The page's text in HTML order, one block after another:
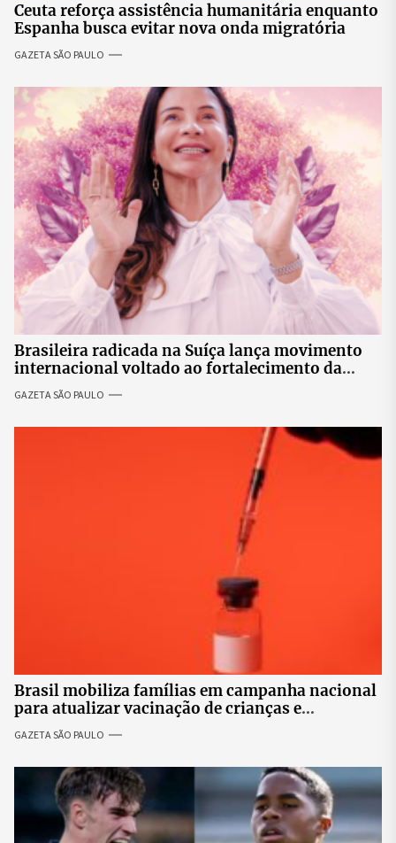
Ceuta reforça assistência humanitária enquanto
Espanha busca evitar nova onda migratória
GAZETA SÃO PAULO
Brasileira radicada na Suíça lança movimento
internacional voltado ao fortalecimento da
identidade feminina
GAZETA SÃO PAULO
Brasil mobiliza famílias em campanha nacional
para atualizar vacinação de crianças e
adolescentes
GAZETA SÃO PAULO